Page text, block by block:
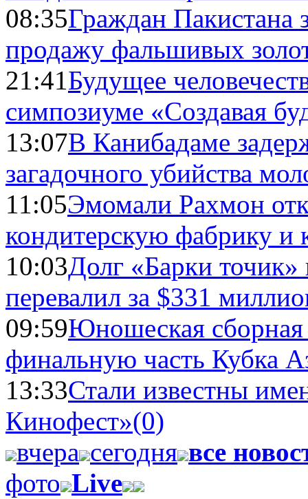
08:35Граждан Пакистана
продажу фальшивых
21:41Будущее
симпозиуме «Создавая
13:07В Канибадаме
загадочного убийства
11:05Эмомали Рахмон
кондитерскую фабрику и
10:03Долг «Барки
перевалил за $331
09:59Юношеская
финальную часть Кубка
13:33Стали известны
Кинофест»(0)
вчера сегодня все
фото Live